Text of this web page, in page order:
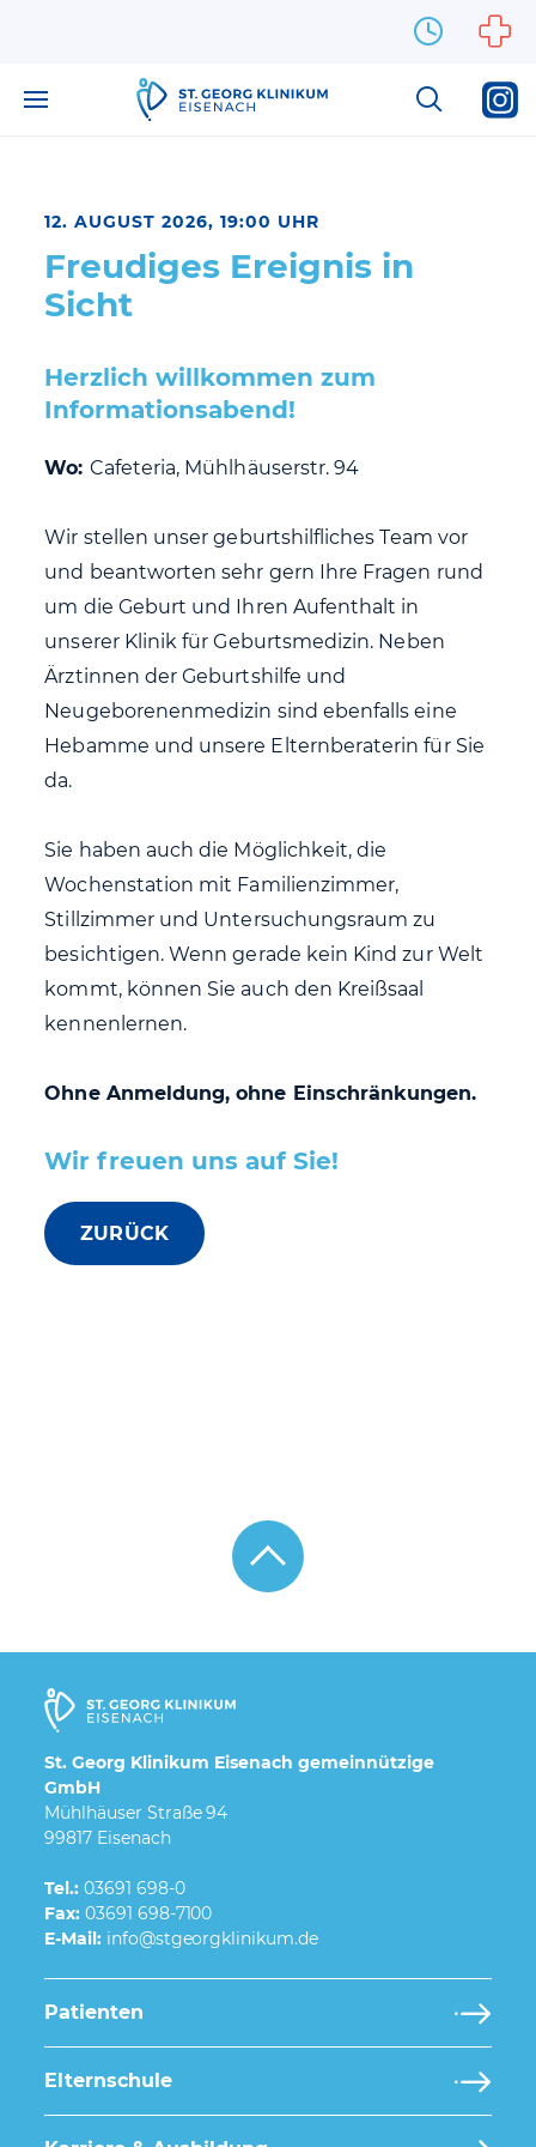
12. AUGUST 2026, 19:00 UHR
Freudiges Ereignis in
Sicht
Herzlich willkommen zum
Informationsabend!
Wo: Cafeteria, Mühlhäuserstr. 94
Wir stellen unser geburtshilfliches Team vor
und beantworten sehr gern Ihre Fragen rund
um die Geburt und Ihren Aufenthalt in
unserer Klinik für Geburtsmedizin. Neben
Ärztinnen der Geburtshilfe und
Neugeborenenmedizin sind ebenfalls eine
Hebamme und unsere Elternberaterin für Sie
da.
Sie haben auch die Möglichkeit, die
Wochenstation mit Familienzimmer,
Stillzimmer und Untersuchungsraum zu
besichtigen. Wenn gerade kein Kind zur Welt
kommt, können Sie auch den Kreißsaal
kennenlernen.
Ohne Anmeldung, ohne Einschränkungen.
Wir freuen uns auf Sie!
ZURÜCK
St. Georg Klinikum Eisenach gemeinnützige
GmbH
Mühlhäuser Straße 94
99817 Eisenach
Tel.: 03691 698-0
Fax: 03691 698-7100
E-Mail:
Patienten
Elternschule